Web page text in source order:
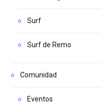
Surf
Surf de Remo
Comunidad
Eventos